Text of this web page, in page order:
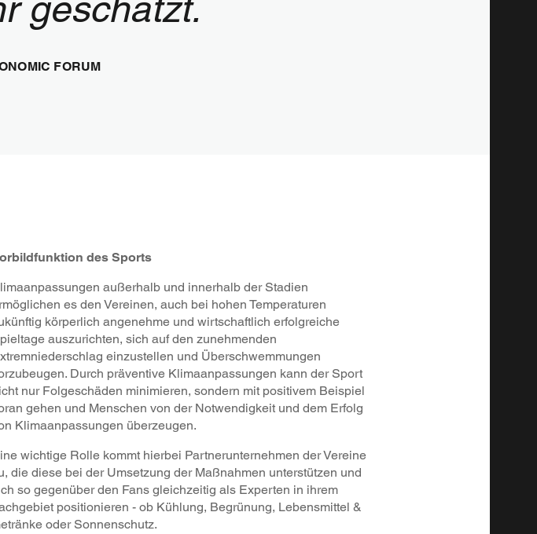
FORUM
des Sports
außerhalb und innerhalb der Stadien
es den Vereinen, auch bei hohen Temperaturen
körperlich angenehme und wirtschaftlich erfolgreiche
auszurichten, sich auf den zunehmenden
einzustellen und Überschwemmungen
Durch präventive Klimaanpassungen kann der Sport
nur Folgeschäden minimieren, sondern mit positivem Beispiel
gehen und Menschen von der Notwendigkeit und dem Erfolg
Klimaanpassungen überzeugen.
wichtige Rolle kommt hierbei Partnerunternehmen der Vereine
die diese bei der Umsetzung der Maßnahmen unterstützen und
so gegenüber den Fans gleichzeitig als Experten in ihrem
positionieren - ob Kühlung, Begrünung, Lebensmittel &
oder Sonnenschutz.